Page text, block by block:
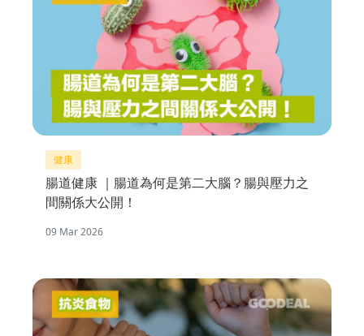
健康
腸道健康 ｜腸道為何是第二大腦？腸與壓力之
間關係大公開！
09 Mar 2026